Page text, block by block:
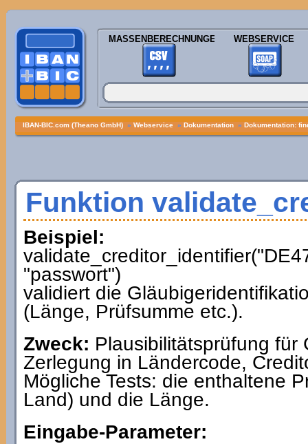
MASSENBERECHNUNGEN WEBSERVICE
IBAN-BIC.com (Theano GmbH) » Webservice » Dokumentation » Dokumentation:
Funktion
Beispiel:
"passwort")
validiert die
(Länge, Prüfsumme etc.).
Zweck: Plausibilitätsprüfung für
Zerlegung in Ländercode,
Mögliche Tests: die enthaltene
Land) und die Länge.
Eingabe-Parameter: